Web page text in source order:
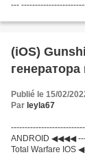
---
(iOS)
генератора
Publié le 15/02/
Par leyla67
ANDROID ◀◀◀◀
Total Warfare IOS